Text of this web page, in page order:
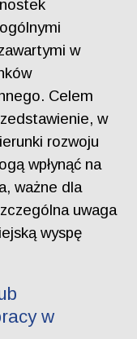
w
Celem
w
rozwoju
wpłynąć na
ważne dla
uwaga
wyspę
w